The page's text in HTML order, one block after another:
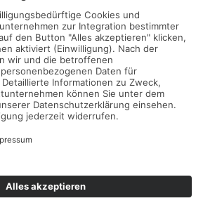
der "Privaten"
in der Einzel-Kritik
ARAG AXA Barmenia
Ring DEVK
DKV Generali
SDK